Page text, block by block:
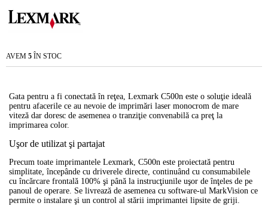
AVEM 5 ÎN STOC
Gata pentru a fi conectată în reţea, Lexmark C500n este o soluţie ideală
pentru afacerile ce au nevoie de imprimări laser monocrom de mare
viteză dar doresc de asemenea o tranziţie convenabilă ca preţ la
imprimarea color.
Uşor de utilizat şi partajat
Precum toate imprimantele Lexmark, C500n este proiectată pentru
simplitate, începânde cu driverele directe, continuând cu consumabilele
cu încărcare frontală 100% şi până la instrucţiunile uşor de înţeles de pe
panoul de operare. Se livrează de asemenea cu software-ul MarkVision ce
permite o instalare şi un control al stării imprimantei lipsite de griji.